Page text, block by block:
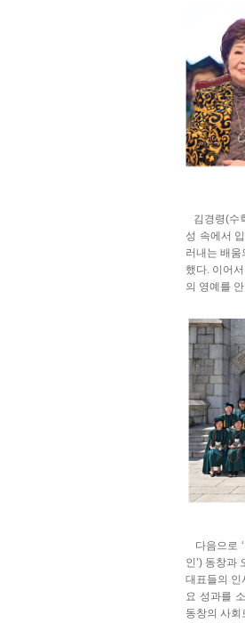
김경령(수
성 속에서
러내는 배
했다. 이어
의 영예를
다음으로
인’) 동창과
대표들의 인
요 성과를
동창의 사회